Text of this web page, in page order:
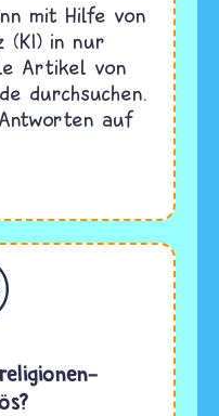
mit Hilfe von
(KI) in nur
Artikel von
durchsuchen.
auf